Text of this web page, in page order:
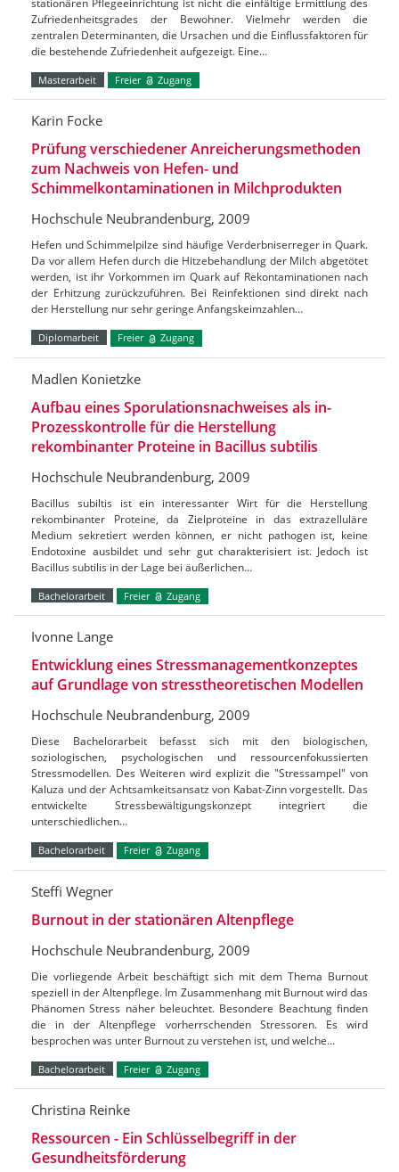
Zufriedenheitsgrades der Bewohner. Vielmehr werden die
zentralen Determinanten, die Ursachen und die Einflussfaktoren für
die bestehende Zufriedenheit aufgezeigt. Eine…
Masterarbeit Freier Zugang
Karin Focke
Prüfung verschiedener Anreicherungsmethoden
zum Nachweis von Hefen- und
Schimmelkontaminationen in Milchprodukten
Hochschule Neubrandenburg, 2009
Hefen und Schimmelpilze sind häufige Verderbniserreger in Quark.
Da vor allem Hefen durch die Hitzebehandlung der Milch abgetötet
werden, ist ihr Vorkommen im Quark auf Rekontaminationen nach
der Erhitzung zurückzuführen. Bei Reinfektionen sind direkt nach
der Herstellung nur sehr geringe Anfangskeimzahlen…
Diplomarbeit Freier Zugang
Madlen Konietzke
Aufbau eines Sporulationsnachweises als in-
Prozesskontrolle für die Herstellung
rekombinanter Proteine in Bacillus subtilis
Hochschule Neubrandenburg, 2009
Bacillus subiltis ist ein interessanter Wirt für die Herstellung
rekombinanter Proteine, da Zielproteine in das extrazelluläre
Medium sekretiert werden können, er nicht pathogen ist, keine
Endotoxine ausbildet und sehr gut charakterisiert ist. Jedoch ist
Bacillus subtilis in der Lage bei äußerlichen…
Bachelorarbeit Freier Zugang
Ivonne Lange
Entwicklung eines Stressmanagementkonzeptes
auf Grundlage von stresstheoretischen Modellen
Hochschule Neubrandenburg, 2009
Diese Bachelorarbeit befasst sich mit den biologischen,
soziologischen, psychologischen und ressourcenfokussierten
Stressmodellen. Des Weiteren wird explizit die "Stressampel" von
Kaluza und der Achtsamkeitsansatz von Kabat-Zinn vorgestellt. Das
entwickelte Stressbewältigungskonzept integriert die
unterschiedlichen…
Bachelorarbeit Freier Zugang
Steffi Wegner
Burnout in der stationären Altenpflege
Hochschule Neubrandenburg, 2009
Die vorliegende Arbeit beschäftigt sich mit dem Thema Burnout
speziell in der Altenpflege. Im Zusammenhang mit Burnout wird das
Phänomen Stress näher beleuchtet. Besondere Beachtung finden
die in der Altenpflege vorherrschenden Stressoren. Es wird
besprochen was unter Burnout zu verstehen ist, und welche…
Bachelorarbeit Freier Zugang
Christina Reinke
Ressourcen - Ein Schlüsselbegriff in der
Gesundheitsförderung